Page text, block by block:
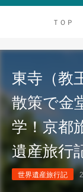
ＴＯＰ
東寺（教
散策で金
学！京都
遺産旅行
世界遺産旅行記